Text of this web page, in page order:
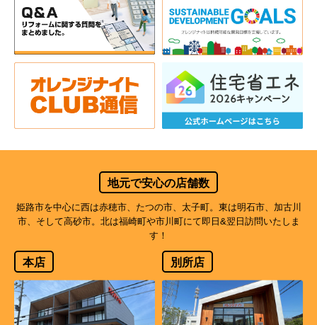
地元で安心の店舗数
姫路市を中心に西は赤穂市、たつの市、太子町。東は明石市、加古川
市、そして高砂市。北は福崎町や市川町にて即日&翌日訪問いたしま
す！
本店 別所店